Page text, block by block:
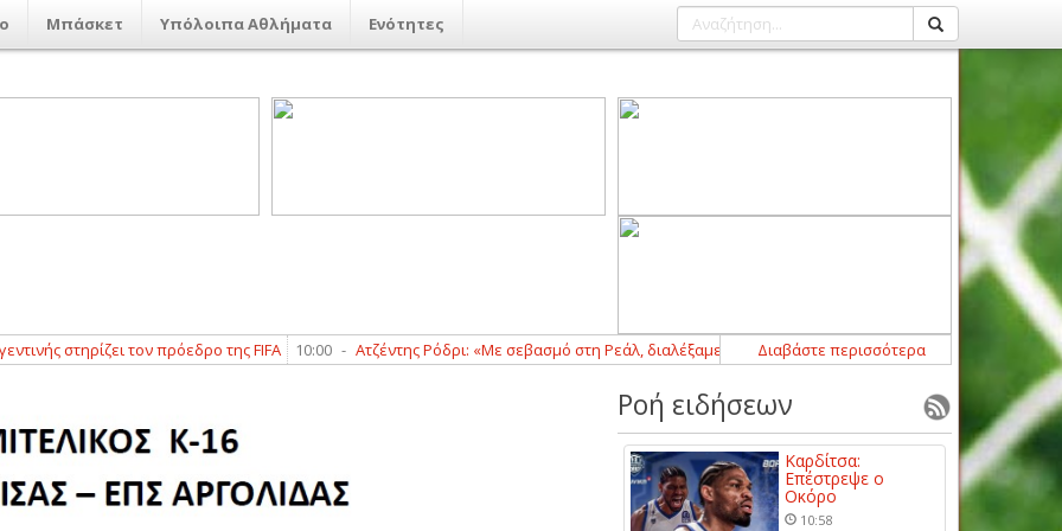
Μπάσκετ Υπόλοιπα Αθλήματα Ενότητες
στηρίζει τον πρόεδρο της FIFA 10:00 - Ατζέντης Ρόδρι: «Με σεβασμό στη Ρεάλ, διαλέξαμε Μπάρτσα» 09:00 - Ορισμοί Αξιωματούχων
Διαβάστε περισσότερα
Ροή ειδήσεων
Καρδίτσα:
Επέστρεψε ο
Οκόρο
10:58